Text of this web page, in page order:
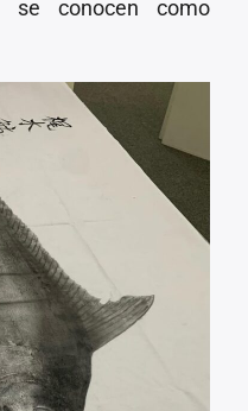
se conocen como